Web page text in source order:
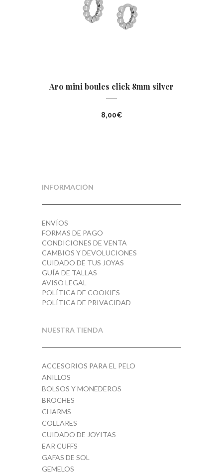
Aro mini boules click 8mm silver
8,00€
INFORMACIÓN
ENVÍOS
FORMAS DE PAGO
CONDICIONES DE VENTA
CAMBIOS Y DEVOLUCIONES
CUIDADO DE TUS JOYAS
GUÍA DE TALLAS
AVISO LEGAL
POLÍTICA DE COOKIES
POLÍTICA DE PRIVACIDAD
NUESTRA TIENDA
ACCESORIOS PARA EL PELO
ANILLOS
BOLSOS Y MONEDEROS
BROCHES
CHARMS
COLLARES
CUIDADO DE JOYITAS
EAR CUFFS
GAFAS DE SOL
GEMELOS